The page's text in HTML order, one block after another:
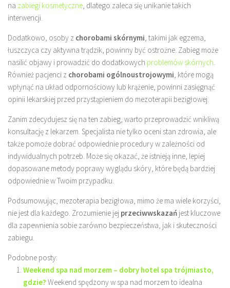
na zabiegi kosmetyczne, dlatego zaleca się unikanie takich
interwencji.
Dodatkowo, osoby z chorobami skórnymi, takimi jak egzema,
łuszczyca czy aktywna trądzik, powinny być ostrożne. Zabieg może
nasilić objawy i prowadzić do dodatkowych problemów skórnych.
Również pacjenci z chorobami ogólnoustrojowymi, które mogą
wpłynąć na układ odpornościowy lub krążenie, powinni zasięgnąć
opinii lekarskiej przed przystąpieniem do mezoterapii bezigłowej.
Zanim zdecydujesz się na ten zabieg, warto przeprowadzić wnikliwą
konsultację z lekarzem. Specjalista nie tylko oceni stan zdrowia, ale
także pomoże dobrać odpowiednie procedury w zależności od
indywidualnych potrzeb. Może się okazać, że istnieją inne, lepiej
dopasowane metody poprawy wyglądu skóry, które będą bardziej
odpowiednie w Twoim przypadku.
Podsumowując, mezoterapia bezigłowa, mimo że ma wiele korzyści,
nie jest dla każdego. Zrozumienie jej przeciwwskazań jest kluczowe
dla zapewnienia sobie zarówno bezpieczeństwa, jak i skuteczności
zabiegu.
Podobne posty:
Weekend spa nad morzem – dobry hotel spa trójmiasto,
gdzie? Weekend spędzony w spa nad morzem to idealna